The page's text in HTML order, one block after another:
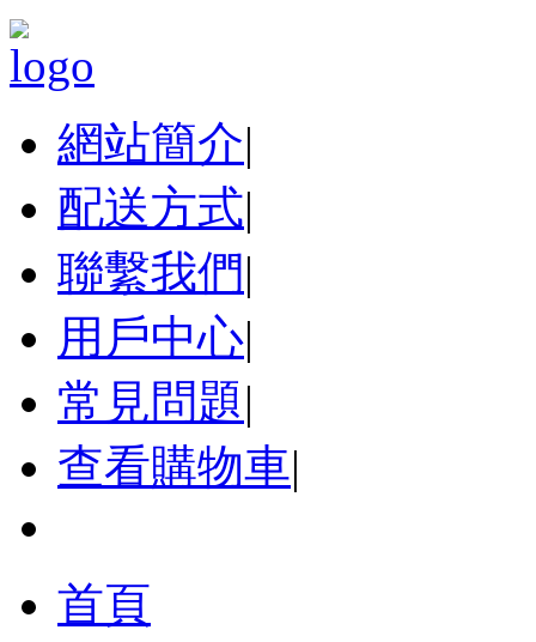
網站簡介|
配送方式|
聯繫我們|
用戶中心|
常見問題|
查看購物車|
首頁